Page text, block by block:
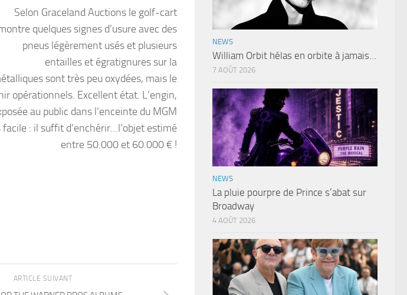
Selon Graceland Auctions le golf-cart
quelques signes d’usure avec des
pneus légèrement usés et plusieurs
entailles et égratignures sur la
sont très peu oxydées, mais le
opérationnels. Excellent état. L’engin,
au public dans l’enceinte du MGM
: il suffit d’enchérir…l’objet estimé
entre 50.000 et 60.000 € !
ARTICLE SUIVANT
NEWS
William Orbit hélas en orbite à jamais…
7 AOÛT 2026
NEWS
La pluie pourpre de Prince s’abat sur
Broadway
4 AOÛT 2026